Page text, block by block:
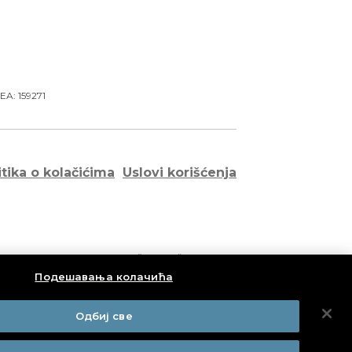
159271
o kolačićima Uslovi korišćenja
i podnese relevantni izveštaj o slučaju
organu u skladu sa zahtevima regulative iz
mail adresu:vigilancams@alims.gov.rs
Подешавања колачића
Одбиј све